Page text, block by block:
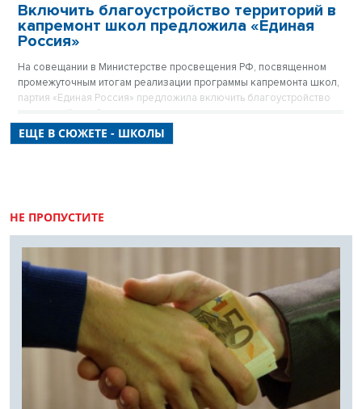
Включить благоустройство территорий в
капремонт школ предложила «Единая
Россия»
На совещании в Министерстве просвещения РФ, посвященном
промежуточным итогам реализации программы капремонта школ,
партия «Единая Россия» предложила включить благоустройство
территорий в работы по капитальному ремонту школ, а также
создать реестр недобросовестных подрядчиков, которые
срывают сроки проведения работ.
ЕЩЕ В СЮЖЕТЕ - ШКОЛЫ
НЕ ПРОПУСТИТЕ